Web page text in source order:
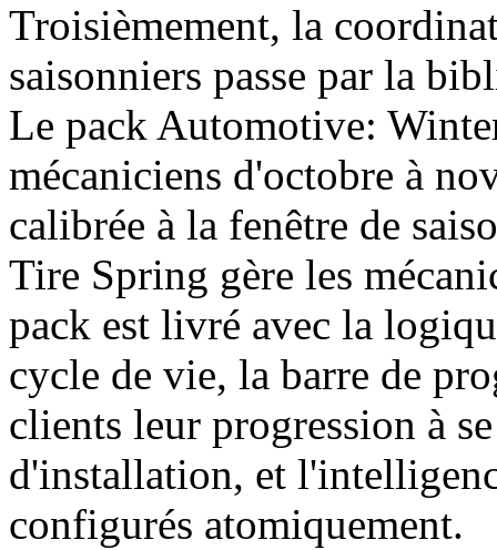
Troisièmement, la
saisonniers passe par la
Le pack Automotive:
mécaniciens d'octobre à
calibrée à la fenêtre de
Tire Spring gère les
pack est livré avec la
cycle de vie, la barre de
clients leur progression à
d'installation, et
configurés atomiquement.